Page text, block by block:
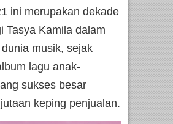
ini merupakan dekade
Tasya Kamila dalam
musik, sejak
lagu anak-
sukses besar
keping penjualan.